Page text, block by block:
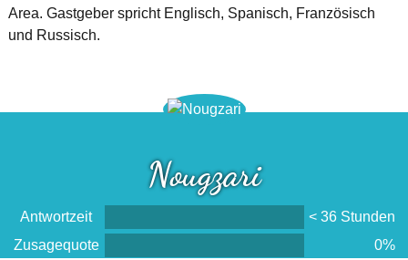
Area. Gastgeber spricht Englisch, Spanisch, Französisch
und Russisch.
Nougzari
Antwortzeit
< 36 Stunden
Zusagequote
0%